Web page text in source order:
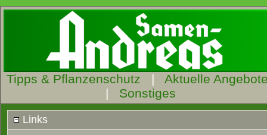
Tipps & Pflanzenschutz | Aktuelle
| Sonstiges
Links